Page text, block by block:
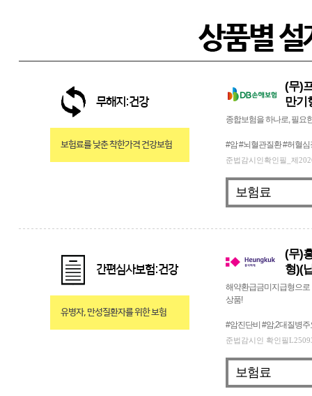
무해지:건강
보험료를 낮춘 착한가격 건강보험
(무)
만기
종합보험을 하나로, 필요
#암 #뇌혈관질환 #허혈
준법감시인확인필_제
보험료
간편심사보험:건강
유병자, 만성질환자를 위한 보험
(무)
형)(
해약환급금미지급형으로
상품!
#암진단비 #암,2대질병
준법감시인 확인필
보험료